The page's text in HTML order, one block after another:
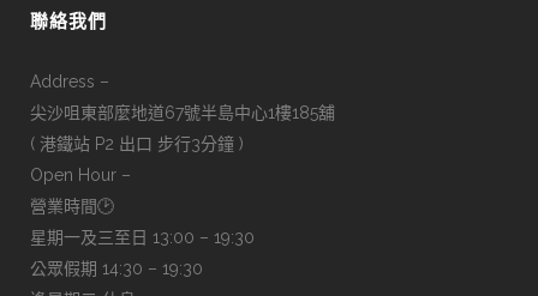
聯絡我們
Address –
尖沙咀東部麼地道67號半島中心1樓185舖
( 港鐵站 P2 出口 步行3分鐘 )
Open Hour –
營業時間🕑
星期一及三至日 13:00 – 19:30
公眾假期 14:30 – 19:30